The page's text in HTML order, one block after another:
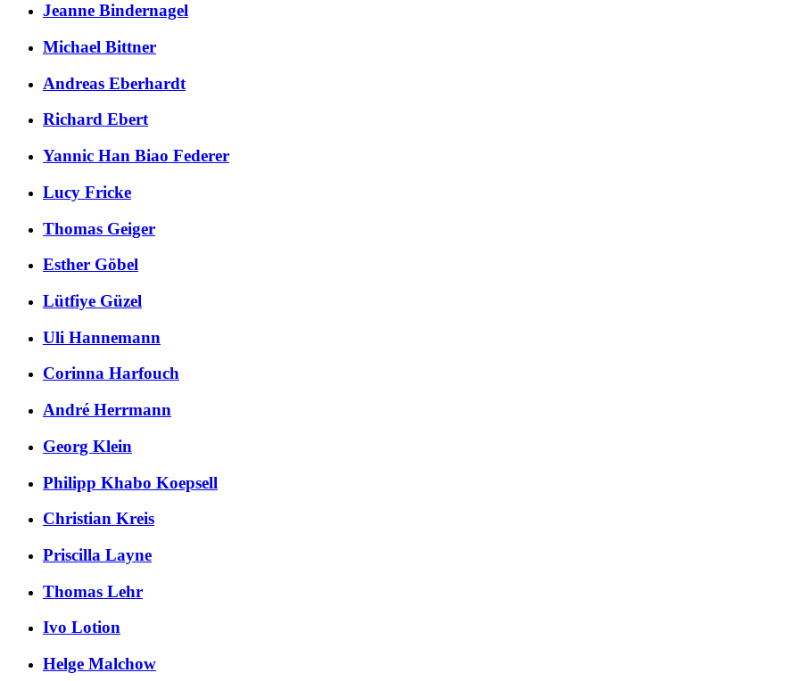
Jeanne Bindernagel
Michael Bittner
Andreas Eberhardt
Richard Ebert
Yannic Han Biao Federer
Lucy Fricke
Thomas Geiger
Esther Göbel
Lütfiye Güzel
Uli Hannemann
Corinna Harfouch
André Herrmann
Georg Klein
Philipp Khabo Koepsell
Christian Kreis
Priscilla Layne
Thomas Lehr
Ivo Lotion
Helge Malchow